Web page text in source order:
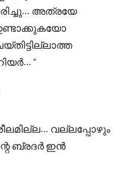
അത്രയേ
“
വല്ലപ്പോഴും
ബ്രദർ ഇൻ